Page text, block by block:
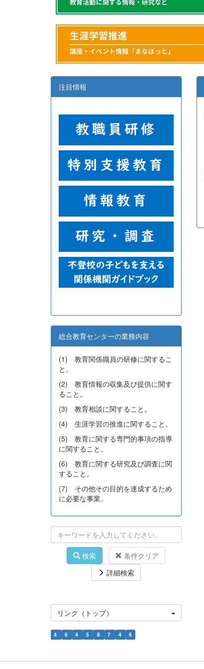
注目情報
総合教育センターの業務内容
(1) 教育関係職員の研修に関するこ
と。
(2) 教育情報の収集及び提供に関す
ること。
(3) 教育相談に関すること。
(4) 生涯学習の推進に関すること。
(5) 教育に関する専門的事項の指導
に関すること。
(6) 教育に関する研究及び調査に関
すること。
(7) その他その目的を達成するため
に必要な事業。
検索
条件クリア
詳細検索
リンク（トップ）
4 6 4 5 8 7 4 6